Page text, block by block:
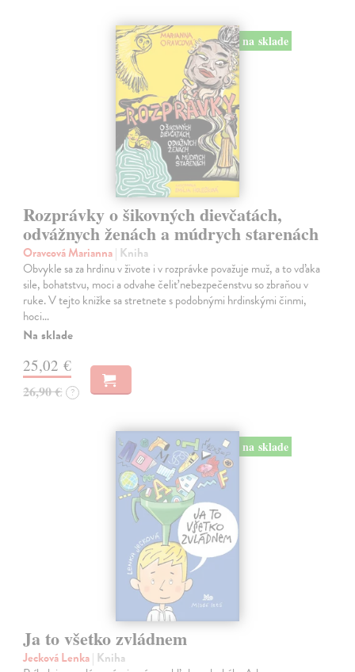
na sklade
Rozprávky o šikovných dievčatách,
odvážnych ženách a múdrych starenách
Oravcová Marianna| Kniha
Obvykle sa za hrdinu v živote i v rozprávke považuje muž, a to vďaka
sile, bohatstvu, moci a odvahe čeliť nebezpečenstvu so zbraňou v
ruke. V tejto knižke sa stretnete s podobnými hrdinskými činmi,
hoci…
Na sklade
25,02 €
26,90 € ?
na sklade
Ja to všetko zvládnem
Jecková Lenka| Kniha